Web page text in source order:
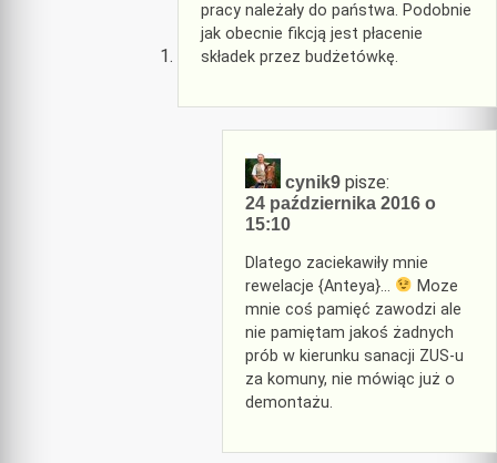
pracy należały do państwa. Podobnie
jak obecnie fikcją jest płacenie
składek przez budżetówkę.
cynik9 pisze:
24 października 2016 o
15:10
Dlatego zaciekawiły mnie
rewelacje {Anteya}…
Moze
mnie coś pamięć zawodzi ale
nie pamiętam jakoś żadnych
prób w kierunku sanacji ZUS-u
za komuny, nie mówiąc już o
demontażu.